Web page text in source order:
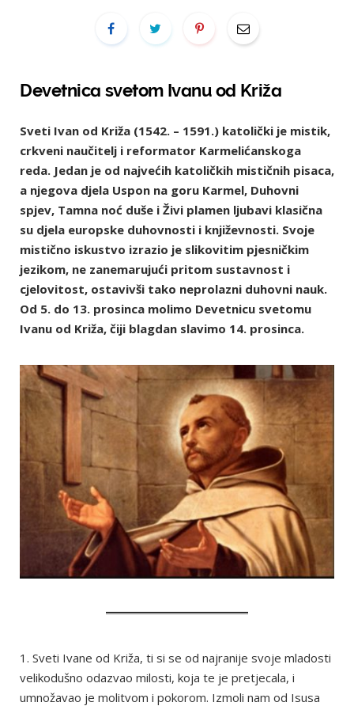
Devetnica svetom Ivanu od Križa
Sveti Ivan od Križa (1542. – 1591.) katolički je mistik,
crkveni naučitelj i reformator Karmelićanskoga
reda. Jedan je od najvećih katoličkih mističnih pisaca,
a njegova djela Uspon na goru Karmel, Duhovni
spjev, Tamna noć duše i Živi plamen ljubavi klasična
su djela europske duhovnosti i književnosti. Svoje
mistično iskustvo izrazio je slikovitim pjesničkim
jezikom, ne zanemarujući pritom sustavnost i
cjelovitost, ostavivši tako neprolazni duhovni nauk.
Od 5. do 13. prosinca molimo Devetnicu svetomu
Ivanu od Križa, čiji blagdan slavimo 14. prosinca.
1. Sveti Ivane od Križa, ti si se od najranije svoje mladosti
velikodušno odazvao milosti, koja te je pretjecala, i
umnožavao je molitvom i pokorom. Izmoli nam od Isusa